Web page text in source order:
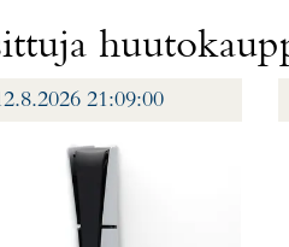
21:09:00